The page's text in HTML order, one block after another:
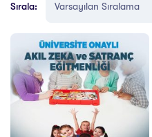
Sırala: